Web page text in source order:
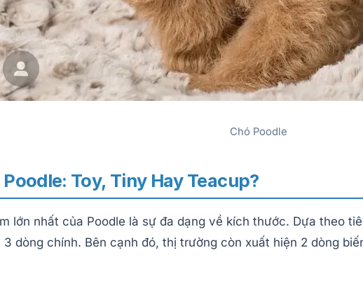
Chó Poodle
Toy, Tiny Hay Teacup?
lớn nhất của Poodle là sự đa dạng về kích thước. Dựa theo
dòng chính. Bên cạnh đó, thị trường còn xuất hiện 2 dòng